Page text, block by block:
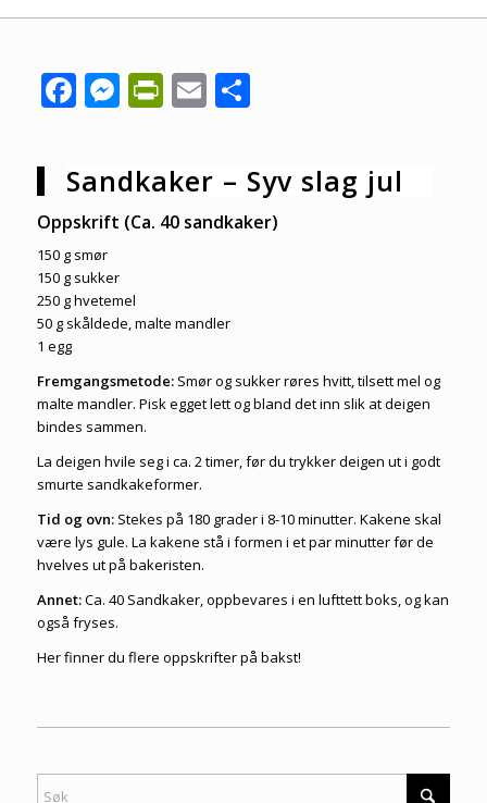
Facebook
Messenger
PrintFriendly
EmailShare
Sandkaker – Syv slag jul
Oppskrift (Ca. 40 sandkaker)
150 g smør
150 g sukker
250 g hvetemel
50 g skåldede, malte mandler
1 egg
Fremgangsmetode:Smør og sukker røres hvitt, tilsett mel og
malte mandler. Pisk egget lett og bland det inn slik at deigen
bindes sammen.
La deigen hvile seg i ca. 2 timer, før du trykker deigen ut i godt
smurte sandkakeformer.
Tid og ovn:Stekes på 180 grader i 8-10 minutter. Kakene skal
være lys gule. La kakene stå i formen i et par minutter før de
hvelves ut på bakeristen.
Annet:Ca. 40 Sandkaker, oppbevares i en lufttett boks, og kan
også fryses.
Her finner du flere oppskrifter på bakst!